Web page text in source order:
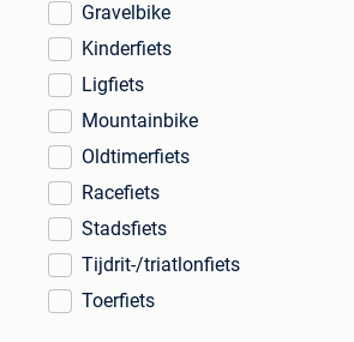
Gravelbike
Kinderfiets
Ligfiets
Mountainbike
Oldtimerfiets
Racefiets
Stadsfiets
Tijdrit-/triatlonfiets
Toerfiets